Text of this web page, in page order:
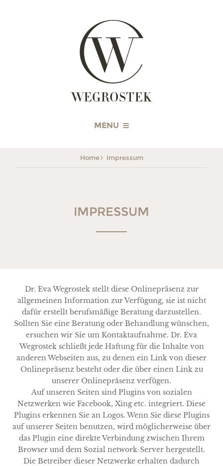
WEGROSTEK
MENU
Home Impressum
IMPRESSUM
Dr. Eva Wegrostek stellt diese Onlinepräsenz zur
allgemeinen Information zur Verfügung, sie ist nicht
dafür erstellt berufsmäßige Beratung darzustellen.
Sollten Sie eine Beratung oder Behandlung wünschen,
ersuchen wir Sie um Kontaktaufnahme. Dr. Eva
Wegrostek schließt jede Haftung für die Inhalte von
anderen Webseiten aus, zu denen ein Link von dieser
Onlinepräsenz besteht oder die über einen Link zu
unserer Onlinepräsenz verfügen.
Auf unseren Seiten sind Plugins von sozialen
Netzwerken wie Facebook, Xing etc. integriert. Diese
Plugins erkennen Sie an Logos. Wenn Sie diese Plugins
auf unserer Seiten benutzen, wird möglicherweise über
das Plugin eine direkte Verbindung zwischen Ihrem
Browser und dem Sozial network-Server hergestellt.
Die Betreiber dieser Netzwerke erhalten dadurch